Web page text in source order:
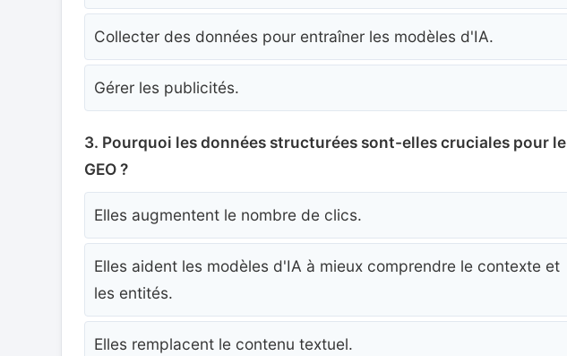
Collecter des données pour entraîner les modèles d'IA.
Gérer les publicités.
3. Pourquoi les données structurées sont-elles cruciales pour le
GEO ?
Elles augmentent le nombre de clics.
Elles aident les modèles d'IA à mieux comprendre le contexte et
les entités.
Elles remplacent le contenu textuel.